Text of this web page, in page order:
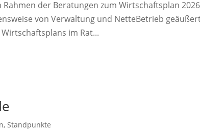
der Beratungen zum Wirtschaftsplan 2026
von Verwaltung und NetteBetrieb
im Rat...
,Standpunkte